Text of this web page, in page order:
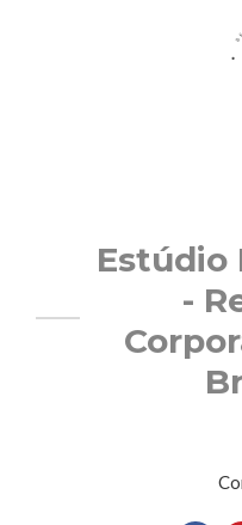
Estúdio
-